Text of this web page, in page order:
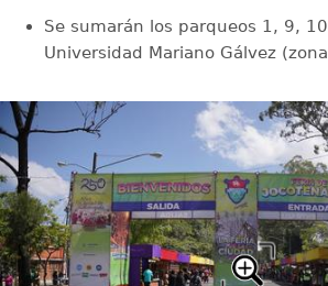
Se sumarán los parqueos 1, 9,
Universidad Mariano Gálvez